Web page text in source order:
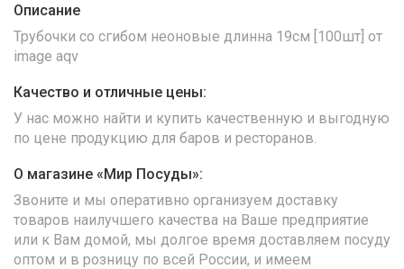
Описание
Трубочки со сгибом неоновые длинна 19см [100шт] от
image aqv
Качество и отличные цены:
У нас можно найти и купить качественную и выгодную
по цене продукцию для баров и ресторанов.
О магазине «Мир Посуды»:
Звоните и мы оперативно организуем доставку
товаров наилучшего качества на Ваше предприятие
или к Вам домой, мы долгое время доставляем посуду
оптом и в розницу по всей России, и имеем